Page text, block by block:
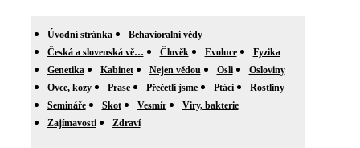
Úvodní stránka
Behavioralni vědy
Česká a slovenská vě…
Člověk Evoluce
Fyzika
Genetika
Kabinet Nejen vědou Osli
Osloviny
Ovce, kozy
Prase Přečetli jsme Ptáci
Rostliny
Semináře
Skot Vesmír
Viry, bakterie
Zajímavosti
Zdraví